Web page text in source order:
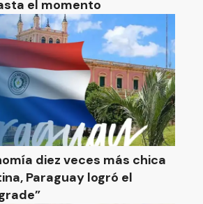
el momento
diez veces más chica
Paraguay logró el